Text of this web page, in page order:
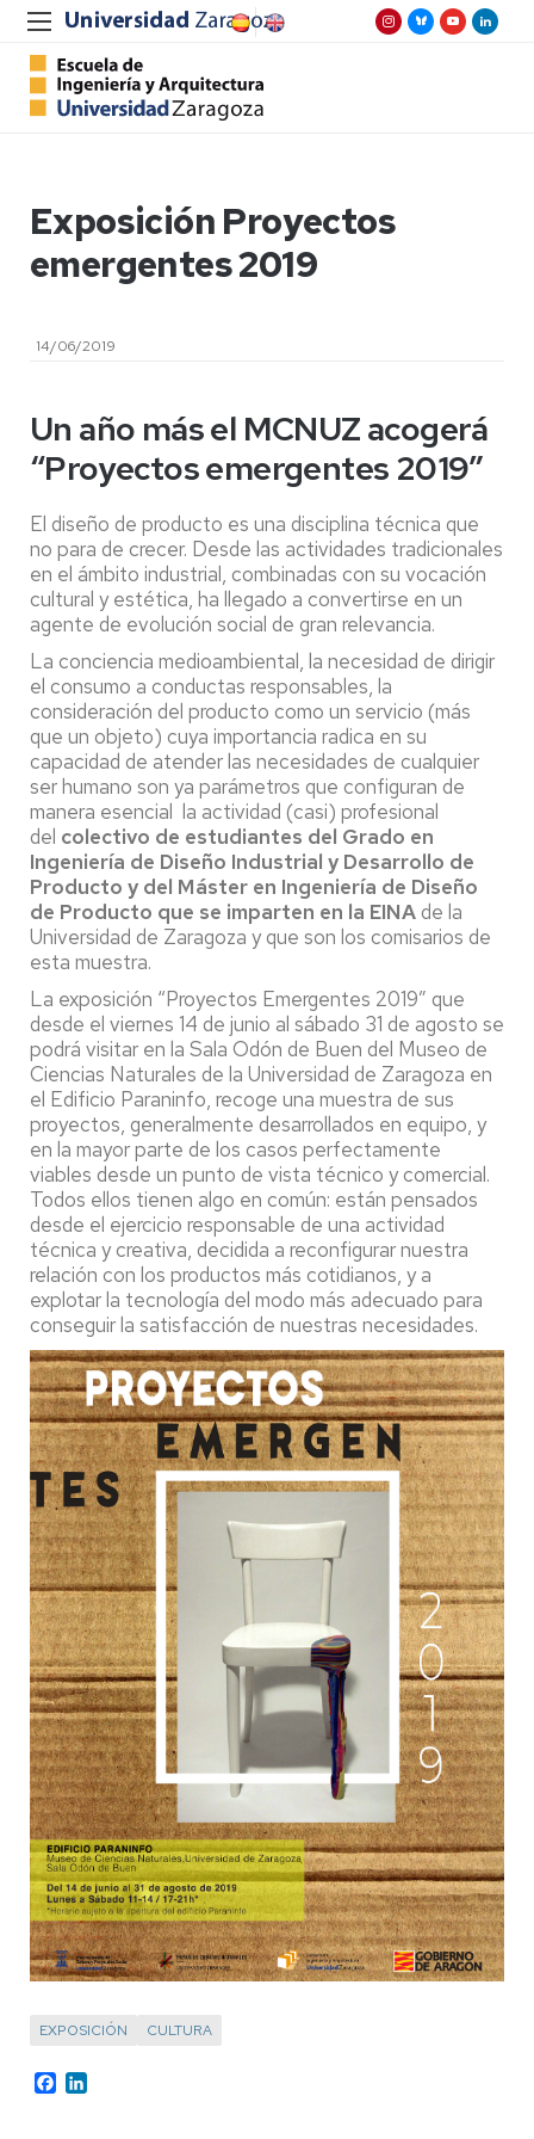
Exposición Proyectos
emergentes 2019
14/06/2019
Un año más el MCNUZ acogerá
“Proyectos emergentes 2019”
El diseño de producto es una disciplina técnica que
no para de crecer. Desde las actividades tradicionales
en el ámbito industrial, combinadas con su vocación
cultural y estética, ha llegado a convertirse en un
agente de evolución social de gran relevancia.
La conciencia medioambiental, la necesidad de dirigir
el consumo a conductas responsables, la
consideración del producto como un servicio (más
que un objeto) cuya importancia radica en su
capacidad de atender las necesidades de cualquier
ser humano son ya parámetros que configuran de
manera esencial la actividad (casi) profesional
del colectivo de estudiantes del Grado en
Ingeniería de Diseño Industrial y Desarrollo de
Producto y del Máster en Ingeniería de Diseño
de Producto que se imparten en la EINAde la
Universidad de Zaragoza y que son los comisarios de
esta muestra.
La exposición “Proyectos Emergentes 2019” que
desde el viernes 14 de junio al sábado 31 de agosto se
podrá visitar en la Sala Odón de Buen del Museo de
Ciencias Naturales de la Universidad de Zaragoza en
el Edificio Paraninfo, recoge una muestra de sus
proyectos, generalmente desarrollados en equipo, y
en la mayor parte de los casos perfectamente
viables desde un punto de vista técnico y comercial.
Todos ellos tienen algo en común: están pensados
desde el ejercicio responsable de una actividad
técnica y creativa, decidida a reconfigurar nuestra
relación con los productos más cotidianos, y a
explotar la tecnología del modo más adecuado para
conseguir la satisfacción de nuestras necesidades.
EXPOSICIÓN CULTURA
Facebook